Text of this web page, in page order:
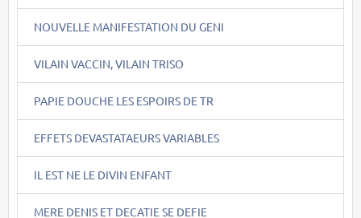
NOUVELLE MANIFESTATION DU GENI
VILAIN VACCIN, VILAIN TRISO
PAPIE DOUCHE LES ESPOIRS DE TR
EFFETS DEVASTATAEURS VARIABLES
IL EST NE LE DIVIN ENFANT
MERE DENIS ET DECATIE SE DEFIE